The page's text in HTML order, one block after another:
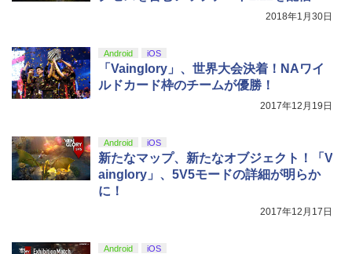
2018年1月30日
Android iOS
「Vainglory」、世界大会決着！NAワイ
ルドカード枠のチームが優勝！
2017年12月19日
Android iOS
新たなマップ、新たなオブジェクト！「V
ainglory」、5V5モードの詳細が明らか
に！
2017年12月17日
Android iOS